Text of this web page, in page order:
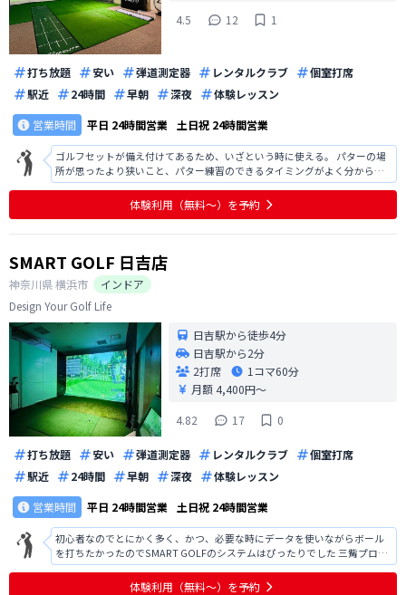
4.5
12 1
打ち放題 安い 弾道測定器 レンタルクラブ
個室打席
駅近
24時間 早朝 深夜
体験レッスン
営業時間
平日 24時間営業 土日祝 24時間営業
ゴルフセットが備え付けてあるため、いざという時に使える。 パターの場
所が思ったより狭いこと、パター練習のできるタイミングがよく分からな
い。 傾斜マットがあるのは良い天気。 エアコンのハジから結露水？が垂れ
ていて、ソファーが濡れていることがあった。 使う前に、前回使った人の
画像が見えてしまう。敢えて見
体験利用（無料〜）を予約
SMART GOLF 日吉店
神奈川県横浜市
インドア
Design Your Golf Life
日吉駅から徒歩4分
日吉駅から2分
2打席
1コマ60分
月額 4,400円〜
4.82
17 0
打ち放題 安い 弾道測定器 レンタルクラブ
個室打席
駅近
24時間 早朝 深夜
体験レッスン
営業時間
平日 24時間営業 土日祝 24時間営業
初心者なのでとにかく多く、かつ、必要な時にデータを使いながらボール
を打ちたかったのでSMART GOLFのシステムはぴったりでした 三觜プロの
ファンなので、会員向けコンテンツを楽しみにしてます！
体験利用（無料〜）を予約